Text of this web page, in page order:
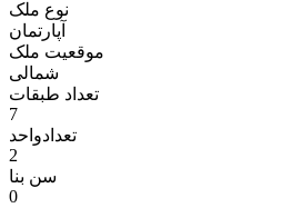
نوع ملک
آپارتمان
موقعیت ملک
شمالی
تعداد طبقات
7
تعدادواحد
2
سن بنا
0